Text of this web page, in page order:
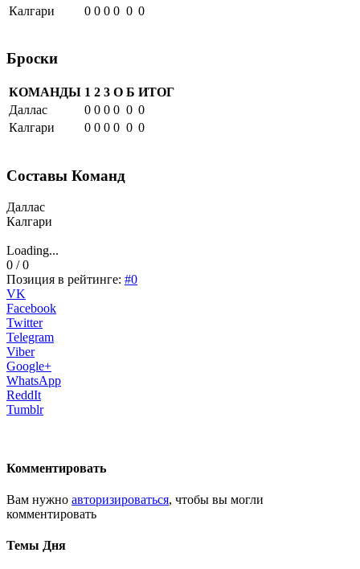
Калгари 0 0 0 0 0 0
Броски
КОМАНДЫ 1 2 3 О Б ИТОГ
Даллас
0 0 0 0 0 0
Калгари
0 0 0 0 0 0
Составы Команд
Даллас
Калгари
Loading...
0 / 0
Позиция в рейтинге: #0
VK
Facebook
Twitter
Telegram
Viber
Google+
WhatsApp
ReddIt
Tumblr
Комментировать
Вам нужно авторизироваться, чтобы вы могли
комментировать
Темы Дня